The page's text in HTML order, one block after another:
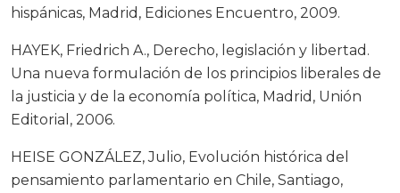
hispánicas, Madrid, Ediciones Encuentro, 2009.
HAYEK, Friedrich A., Derecho, legislación y libertad.
Una nueva formulación de los principios liberales de
la justicia y de la economía política, Madrid, Unión
Editorial, 2006.
HEISE GONZÁLEZ, Julio, Evolución histórica del
pensamiento parlamentario en Chile, Santiago,